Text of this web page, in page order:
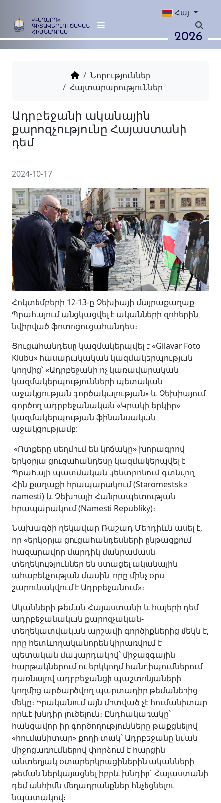
«ԳԵՂԱՐԴ»
ԳԻՏԱՎԵՐԼՈՒԾԱԿԱՆ
ՀԻՄՆԱԴՐԱՄ
Հայ
2026
Նորություններ
Հայտարարություններ
Ադրբեջանի ականային
դեմ
2024-10-17
Հոկտեմբերի 12-13-ը Չեխիայի մայրաքաղաք
Պրահայում անցկացվել է ականների զոհերին
նվիրված ֆոտոցուցահանդես։
Ցուցահանդեսը կազմակերպվել է «Gilavar Foto
Klubu» հասարակական կազմակերպության
կողմից՝ «Ադրբեջանի ոչ կառավարական
կազմակերպությունների պետական
աջակցության գործակալության» և Չեխիայում
գործող ադրբեջանական «Կրակի երկիր»
կազմակերպության ֆինանսական
աջակցությամբ:
«Ոտքերը սեղմում են կոճակը» խորագրով
երկօրյա ցուցահանդեսը կազմակերպվել է
Պրահայի պատմական կենտրոնում գտնվող
Հին քաղաքի հրապարակում (Staromestske
namesti) և Չեխիայի Հանրապետության
հրապարակում (Namesti Republiky)։
Նախագծի ղեկավար Ռաշադ Մեհդիևն ասել է,
որ «երկօրյա ցուցահանդեսների ընթացքում
հազարավոր մարդիկ մանրամասն
տեղեկություններ են ստացել ականային
ահաբեկչության մասին, որը մինչ օրս
շարունակվում է Ադրբեջանում»։
Ականների թեման Հայաստանի և հայերի դեմ
ադրբեջանական քարոզչական-
տեղեկատվական արշավի գործիքներից մեկն է,
որը հետևողականորեն կիրառվում է
պետական մակարդակով՝ միջազգային
հարթակներում ու երկկողմ հանդիպումներում
դառնալով ադրբեջանցի պաշտոնյաների
կողմից արծարծվող պարտադիր թեմաներից
մեկը։ Իրականում այն միտված չէ հումանիտար
որևէ խնդիր լուծելուն։ Ընդհակառակը՝
հանցավոր իր գործողությունները թաքցնելով
«հումանիտար» քողի տակ՝ Ադրբեջանը նման
միջոցառումներով փորձում է հարցին
անտեղյակ օտարերկրացիներին ականների
թեման ներկայացնել իբրև խնդիր` Հայաստանի
դեմ անհիմն մեղադրանքներ հնչեցնելու
նպատակով։